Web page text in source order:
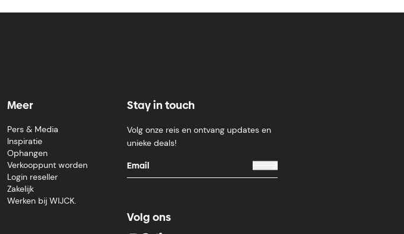
Meer
Pers & Media
Inspiratie
Ophangen
Verkooppunt worden
Login reseller
Zakelijk
Werken bij WIJCK.
Stay in touch
Volg onze reis en ontvang updates en
unieke deals!
Volg ons